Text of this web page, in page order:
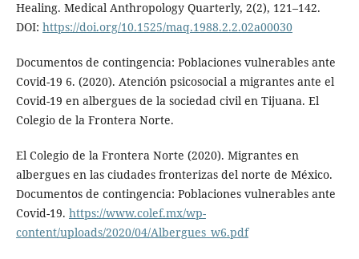
Healing. Medical Anthropology Quarterly, 2(2), 121–142.
DOI: https://doi.org/10.1525/maq.1988.2.2.02a00030
Documentos de contingencia: Poblaciones vulnerables ante
Covid-19 6. (2020). Atención psicosocial a migrantes ante el
Covid-19 en albergues de la sociedad civil en Tijuana. El
Colegio de la Frontera Norte.
El Colegio de la Frontera Norte (2020). Migrantes en
albergues en las ciudades fronterizas del norte de México.
Documentos de contingencia: Poblaciones vulnerables ante
Covid-19. https://www.colef.mx/wp-
content/uploads/2020/04/Albergues_w6.pdf